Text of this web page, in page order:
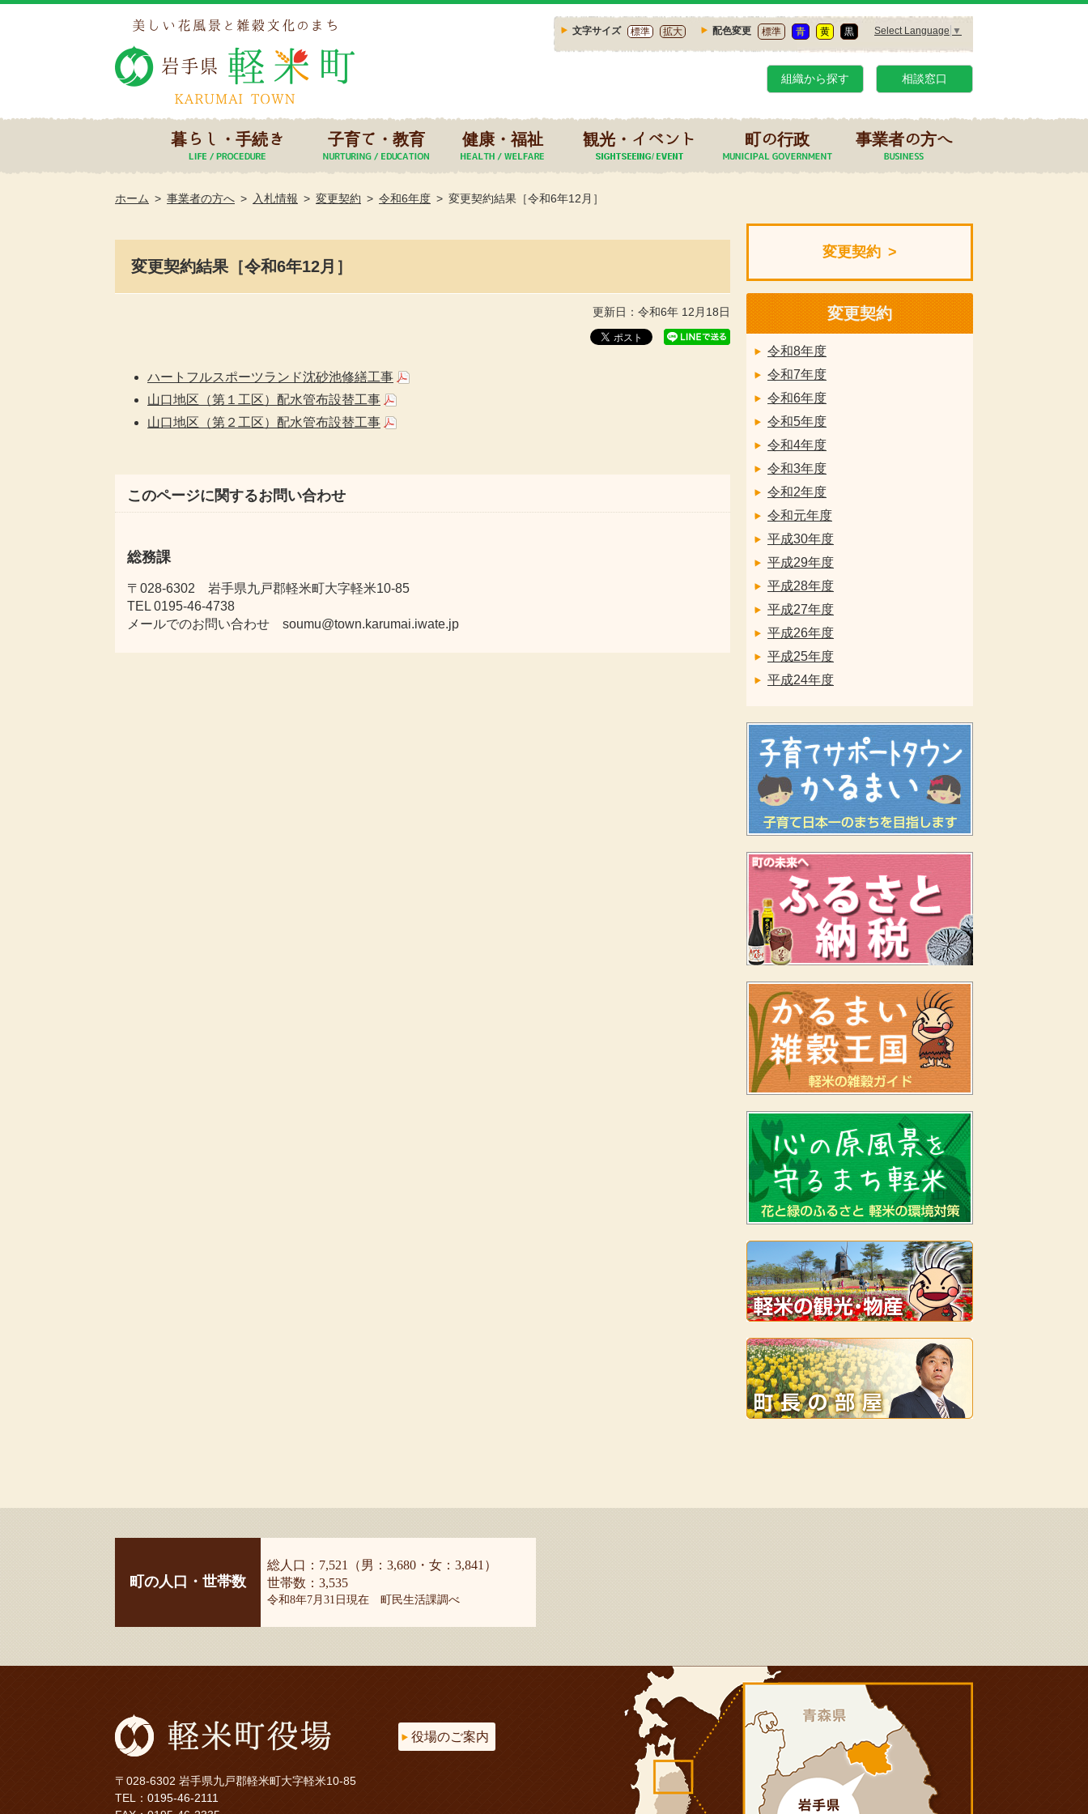
文字サイズ 標準 拡大 配色変更 標準 青 黄 黒 Select Language ▼
組織から探す 相談窓口
暮らし・手続き 子育て・教育 健康・福祉 観光・イベント 町の行政 事業者の方へ
ホーム 事業者の方へ 入札情報 変更契約 令和6年度 変更契約結果［令和6年12月］
変更契約結果［令和6年12月］
更新日：令和6年 12月18日
ハートフルスポーツランド沈砂池修繕工事
山口地区（第１工区）配水管布設替工事
山口地区（第２工区）配水管布設替工事
このページに関するお問い合わせ
総務課
〒028-6302 岩手県九戸郡軽米町大字軽米10-85
TEL 0195-46-4738
メールでのお問い合わせ soumu@town.karumai.iwate.jp
変更契約
変更契約
令和8年度
令和7年度
令和6年度
令和5年度
令和4年度
令和3年度
令和2年度
令和元年度
平成30年度
平成29年度
平成28年度
平成27年度
平成26年度
平成25年度
平成24年度
町の人口・世帯数
総人口：7,521（男：3,680・女：3,841）
世帯数：3,535
令和8年7月31日現在 町民生活課調べ
〒028-6302 岩手県九戸郡軽米町大字軽米10-85
TEL： 0195-46-2111
役場のご案内